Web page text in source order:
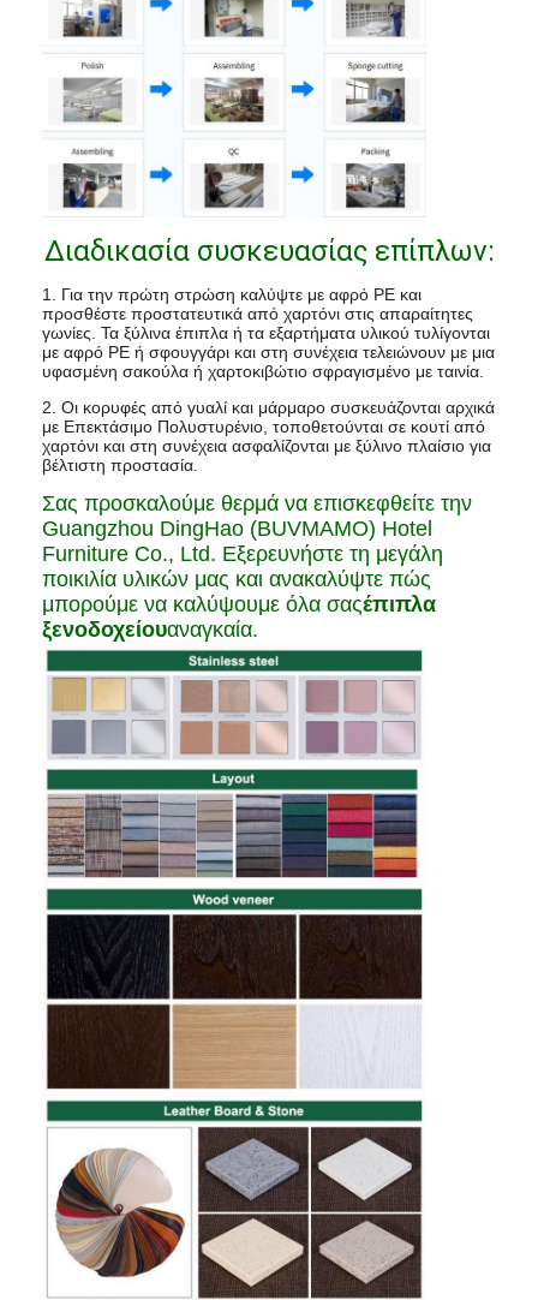
Διαδικασία συσκευασίας επίπλων:
1. Για την πρώτη στρώση καλύψτε με αφρό PE και
προσθέστε προστατευτικά από χαρτόνι στις απαραίτητες
γωνίες. Τα ξύλινα έπιπλα ή τα εξαρτήματα υλικού τυλίγονται
με αφρό PE ή σφουγγάρι και στη συνέχεια τελειώνουν με μια
υφασμένη σακούλα ή χαρτοκιβώτιο σφραγισμένο με ταινία.
2. Οι κορυφές από γυαλί και μάρμαρο συσκευάζονται αρχικά
με Επεκτάσιμο Πολυστυρένιο, τοποθετούνται σε κουτί από
χαρτόνι και στη συνέχεια ασφαλίζονται με ξύλινο πλαίσιο για
βέλτιστη προστασία.
Σας προσκαλούμε θερμά να επισκεφθείτε την
Guangzhou DingHao (BUVMAMO) Hotel
Furniture Co., Ltd. Εξερευνήστε τη μεγάλη
ποικιλία υλικών μας και ανακαλύψτε πώς
μπορούμε να καλύψουμε όλα σαςέπιπλα
ξενοδοχείουαναγκαία.